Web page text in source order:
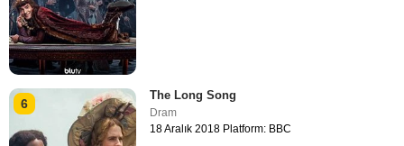
6
The Long Song
Dram
18 Aralık 2018 Platform: BBC